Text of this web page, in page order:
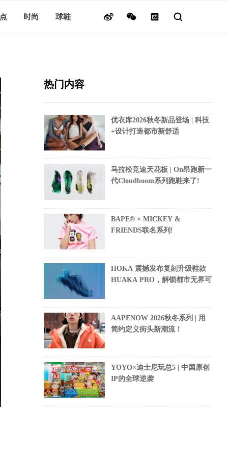
时尚 球鞋
热门内容
优衣库2026秋冬新品登场 | 科技
+设计打造都市新舒适
马拉松竞速天花板 | On昂跑新一
代Cloudboom系列跑鞋来了!
BAPE® × MICKEY &
FRIENDS联名系列!
HOKA 震撼发布复刻升级鞋款
HUAKA PRO，解锁都市无界可
AAPENOW 2026秋冬系列 | 用
简约定义街头新潮流！
YOYO×迪士尼玩总5 | 中国原创
IP的全球逆袭